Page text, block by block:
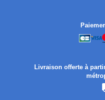
Livraison offerte à